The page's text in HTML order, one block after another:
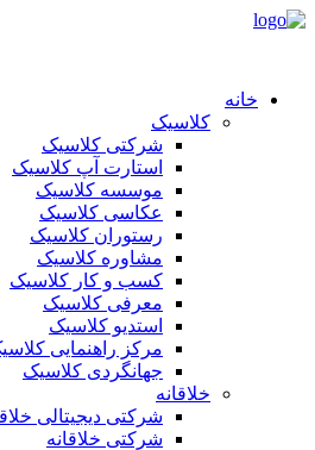
خانه
کلاسیک
شرکتی کلاسیک
استارت آپ کلاسیک
موسسه کلاسیک
عکاسی کلاسیک
رستوران کلاسیک
مشاوره کلاسیک
کسب و کار کلاسیک
معرفی کلاسیک
استدیو کلاسیک
مرکز راهنمایی
جهانگردی کلاسیک
خلاقانه
شرکتی دیجیتالی
شرکتی خلاقانه